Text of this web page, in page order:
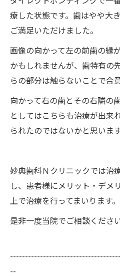
療した状態です。歯はやや大
ご満足いただけました。
画像の向かって左の前歯の縁
かもしれませんが、歯特有の
らの部分は触らないことで合
向かって右の歯とその右隣の
としてはこちらも治療が出来
られたのではないかと思います
妙典歯科Ｎクリニックでは治
し、患者様にメリット・デメ
上で治療を行ってまいります。
是非一度当院でご相談くださ
--